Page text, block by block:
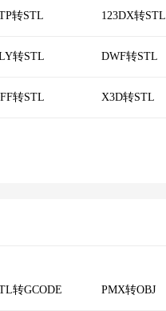
转STL 123DX转STL
转STL DWF转STL
转STL X3D转STL
转GCODE PMX转OBJ